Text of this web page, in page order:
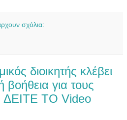
σχόλια:
διοικητής κλέβει
βοήθεια για τους
ΔΕΙΤΕ ΤΟ Video